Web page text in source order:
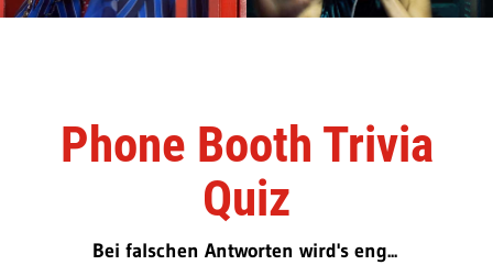
Phone Booth Trivia
Quiz
Bei falschen Antworten wird's eng...